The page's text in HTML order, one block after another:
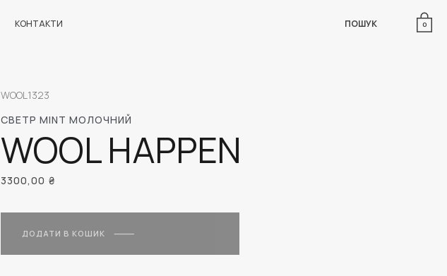
КОНТАКТИ ПОШУК 0
СВЕТР MINT МОЛОЧНИЙ
WOOL HAPPEN
WOOL1323
3300,00 ₴
ДОДАТИ В КОШИК